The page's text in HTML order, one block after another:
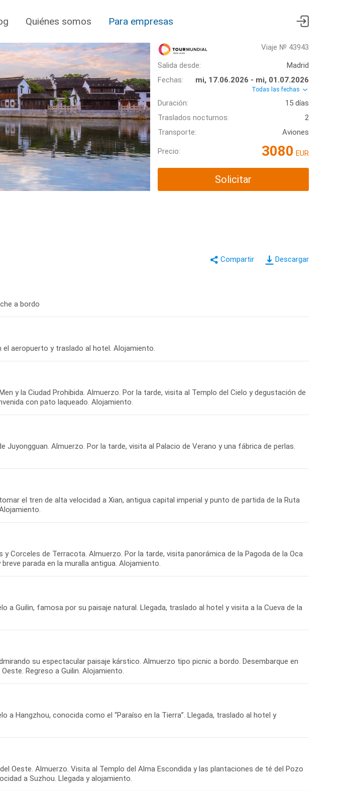
Quiénes somos Para empresas
Viaje № 43943
Salida desde:
Madrid
Fechas:
mi, 17.06.2026 - mi, 01.07.2026
Todas las fechas
Duración:
15 días
Traslados nocturnos:
2
Transporte:
Aviones
Precio: 3080 EUR
Solicitar
Descargar
a bordo
y la Ciudad Prohibida. Almuerzo. Por la tarde, visita al Templo del Cielo y degustación de
Juyongguan. Almuerzo. Por la tarde, visita al Palacio de Verano y una fábrica de perlas.
el tren de alta velocidad a Xian, antigua capital imperial y punto de partida de la Ruta
y Corceles de Terracota. Almuerzo. Por la tarde, visita panorámica de la Pagoda de la Oca
a Guilin, famosa por su paisaje natural. Llegada, traslado al hotel y visita a la Cueva de la
su espectacular paisaje kárstico. Almuerzo tipo picnic a bordo. Desembarque en
a Hangzhou, conocida como el “Paraíso en la Tierra”. Llegada, traslado al hotel y
Oeste. Almuerzo. Visita al Templo del Alma Escondida y las plantaciones de té del Pozo